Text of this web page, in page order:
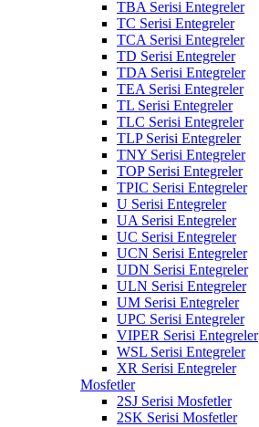
TBA Serisi Entegreler
TC Serisi Entegreler
TCA Serisi Entegreler
TD Serisi Entegreler
TDA Serisi Entegreler
TEA Serisi Entegreler
TL Serisi Entegreler
TLC Serisi Entegreler
TLP Serisi Entegreler
TNY Serisi Entegreler
TOP Serisi Entegreler
TPIC Serisi Entegreler
U Serisi Entegreler
UA Serisi Entegreler
UC Serisi Entegreler
UCN Serisi Entegreler
UDN Serisi Entegreler
ULN Serisi Entegreler
UM Serisi Entegreler
UPC Serisi Entegreler
VIPER Serisi Entegreler
WSL Serisi Entegreler
XR Serisi Entegreler
Mosfetler
2SJ Serisi Mosfetler
2SK Serisi Mosfetler